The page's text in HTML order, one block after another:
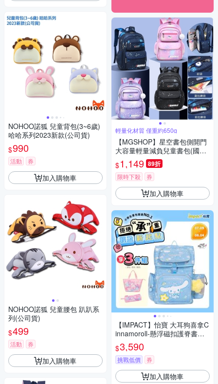
NOHOO諾狐 兒童背包(3~6歲)
哈哈系列2023新款(公司貨)
$990
活動 券
加入購物車
NOHOO諾狐 兒童腰包 趴趴系
列(公司貨)
$499
活動 券
加入購物車
輕量化材質 僅重約650g
【MGSHOP】星空書包側開門
大容量輕量減負兒童書包(國小
兒童書包 護脊書包)
$1,149 89折
限時下殺 券
加入購物車
【IMPACT】怡寶 大耳狗喜拿C
innamoroll-懸浮磁扣護脊書包-
粉藍 /個 IMCM7062LB
$3,590
挑戰低價 券
加入購物車